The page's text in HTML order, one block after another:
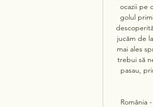
ocazii pe
golul
jucăm de
mai ales
trebui să
pasau,
România